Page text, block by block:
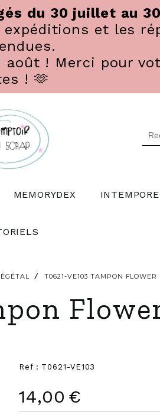
du 30 juillet au
et les
! Merci pour
! 🫶
MEMORYDEX
T0621-VE103 TAMPON FLOWER
Ref : T0621-VE103
14,00 €